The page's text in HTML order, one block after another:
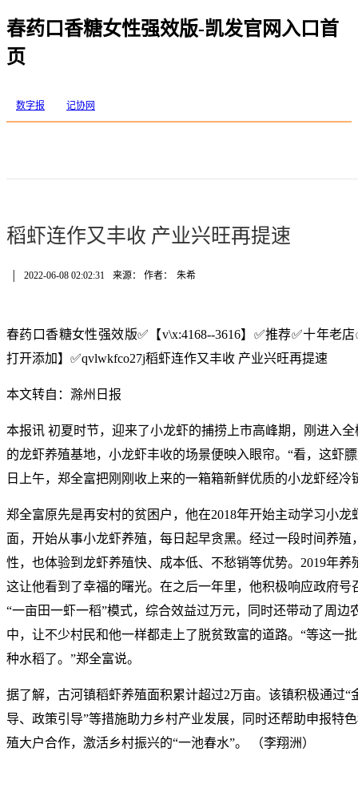
春药口香糖女性强效版-凯发官网入口首
页
数字报 记协网
稻虾连作又丰收 产业兴旺再提速
2022-06-08 02:02:31 来源： 作者： 朱希
春药口香糖女性强效版✅【v\x:4168--3616】✅推荐✅十年老
打开添加】✅qvlwkfco27j稻虾连作又丰收 产业兴旺再提速
本文转自：滁州日报
本报讯 初夏时节，迎来了小龙虾的捕捞上市高峰期，刚进入
的龙虾养殖基地，小龙虾丰收的场景便映入眼帘。“看，这虾
日上午，郑全富把刚刚收上来的一箱箱新鲜优质的小龙虾经冷
郑全富原先是再安村的贫困户，他在2018年开始主动学习小龙
面，开始从事小龙虾养殖，每日起早贪黑。经过一段时间养殖
性，也体验到龙虾养殖快、成本低、不愁销等优势。2019年
这让他看到了幸福的曙光。在之后一年里，他积极响应政府号
“一亩田一虾一稻”模式，综合效益过万元，同时还带动了周边
中，让不少村民和他一样都走上了脱贫致富的道路。“等这一
种水稻了。”郑全富说。
据了解，古河镇稻虾养殖面积累计超过2万亩。该镇积极通过“
导、政策引导”等措施助力乡村产业发展，同时还帮助申报特
殖大户合作，激活乡村振兴的“一池春水”。 （李翔洲）